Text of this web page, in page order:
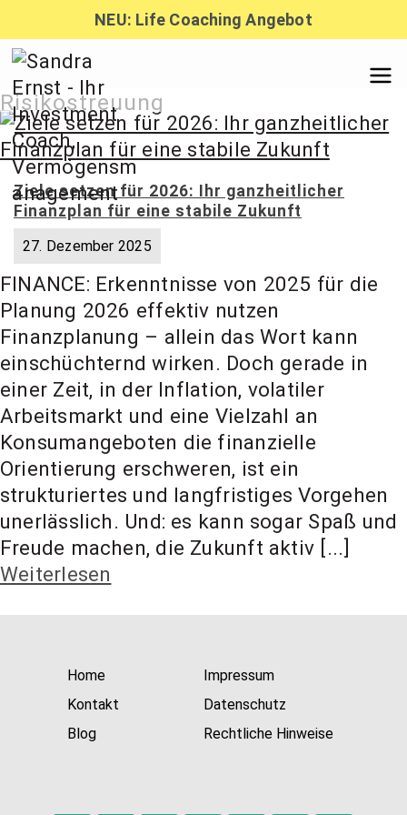
Inhalt
springen
NEU: Life Coaching Angebot
Sandra
Ernst –
Finanzber
atung,
Investmen
t Coach,
Anlageber
atung
Risikostreuung
Ziele setzen für 2026: Ihr ganzheitlicher
Finanzplan für eine stabile Zukunft
27. Dezember 2025
FINANCE: Erkenntnisse von 2025 für die
Planung 2026 effektiv nutzen
Finanzplanung – allein das Wort kann
einschüchternd wirken. Doch gerade in
einer Zeit, in der Inflation, volatiler
Arbeitsmarkt und eine Vielzahl an
Konsumangeboten die finanzielle
Orientierung erschweren, ist ein
strukturiertes und langfristiges Vorgehen
unerlässlich. Und: es kann sogar Spaß und
Freude machen, die Zukunft aktiv [...]
Weiterlesen
Home
Kontakt
Blog
Impressum
Datenschutz
Rechtliche Hinweise